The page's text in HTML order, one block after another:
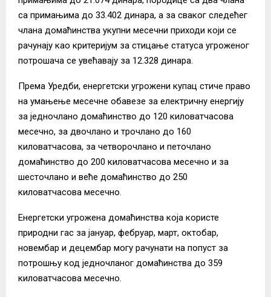
са примањима до 33.402 динара, а за сваког следећег
члана домаћинства укупни месечни приходи који се
рачунају као критеријум за стицање статуса угроженог
потрошача се увећавају за 12.328 динара.
Према Уредби, енергетски угрожени купац стиче право
на умањење месечне обавезе за електричну енергију
за једночлано домаћинство до 120 киловатчасова
месечно, за двочлано и трочлано до 160
киловатчасова, за четворочлано и петочлано
домаћинство до 200 киловатчасова месечно и за
шесточлано и веће домаћинство до 250
киловатчасова месечно.
Енергетски угрожена домаћинства која користе
природни гас за јануар, фебруар, март, октобар,
новембар и децембар могу рачунати на попуст за
потрошњу код једночланог домаћинства до 359
киловатчасова месечно.